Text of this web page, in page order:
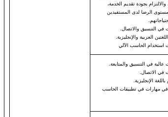
والالتزام بجودة تقديم الخدمة،
مستوى الرضا لدى المستفيدين
في التنسيق والاتصال.
العربية والإنجليزية.
استخدام الحاسب الآلي
عالية في التنسيق والمتابعة.
في الاتصال.
باللغة الإنجليزية.
في مهارات في تطبيقات الحاسب